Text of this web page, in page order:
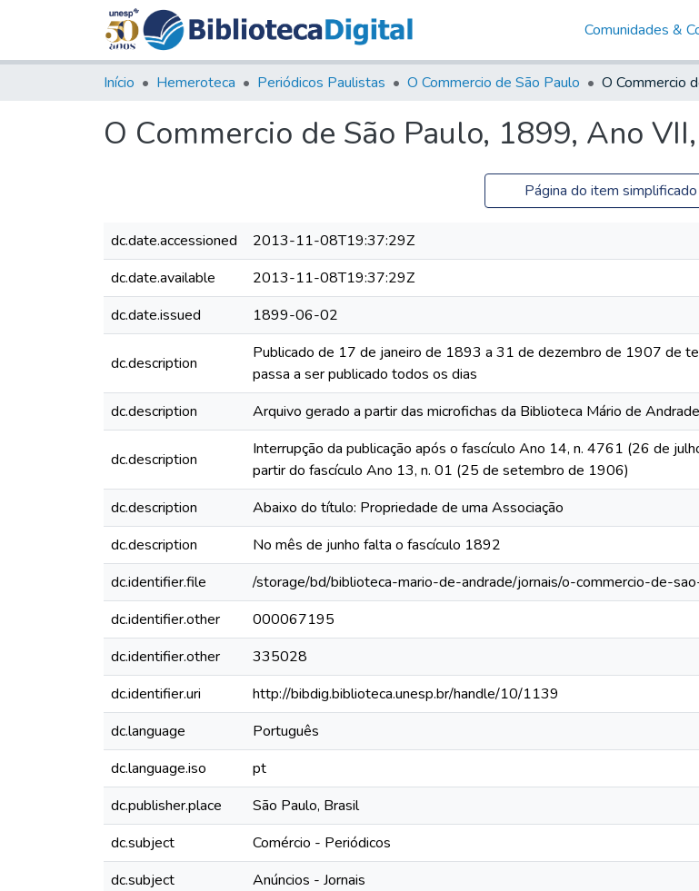
Comunidades &
Início Hemeroteca Periódicos Paulistas O Commercio de São Paulo
O Commercio de São Paulo, 1899, Ano
Página do item simplificado
dc.date.accessioned
2013-11-08T19:37:29Z
dc.date.available
2013-11-08T19:37:29Z
dc.date.issued
1899-06-02
dc.description
Publicado de 17 de janeiro de 1893 a 31 de dezembro de 1907 de
passa a ser publicado todos os dias
dc.description Arquivo gerado a partir das microfichas da Biblioteca Mário de
dc.description
Interrupção da publicação após o fascículo Ano 14, n. 4761 (26 de
partir do fascículo Ano 13, n. 01 (25 de setembro de 1906)
dc.description Abaixo do título: Propriedade de uma Associação
dc.description
No mês de junho falta o fascículo 1892
dc.identifier.file
/storage/bd/biblioteca-mario-de-andrade/jornais/o-commercio-de-
dc.identifier.other
000067195
dc.identifier.other
335028
dc.identifier.uri
http://bibdig.biblioteca.unesp.br/handle/10/1139
dc.language
Português
dc.language.iso
pt
dc.publisher.place
São Paulo, Brasil
dc.subject
Comércio - Periódicos
dc.subject
Anúncios - Jornais